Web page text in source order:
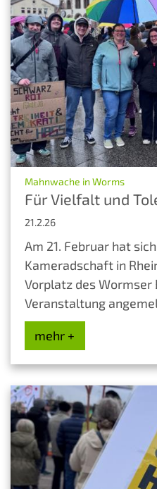
Mahnwache in Worms:
Für Vielfalt und
21.2.26
Am 21. Februar hat
Kameradschaft in
Vorplatz des Wormser
Veranstaltung
mehr +